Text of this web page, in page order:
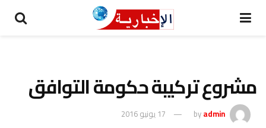
مشروع تركيبة حكومة التوافق
byadmin 17 يونيو 2016